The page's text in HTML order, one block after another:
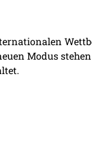
Modus